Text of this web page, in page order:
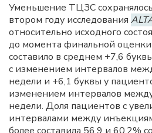
Уменьшение ТЦЗС
втором году исследования
относительно исходного
до момента финальной
составило в среднем +7,6
с изменением интервалов
недели и +6,1 буквы у
изменением интервалов
недели. Доля пациентов с
интервалами между
более составила 56,9 и 60,2%